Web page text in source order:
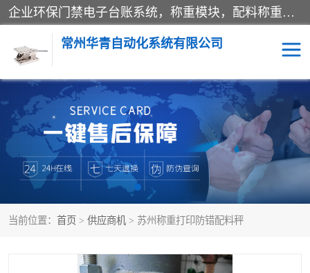
企业环保门禁电子台账系统，称重模块，配料称重系统,称重模块厂家,地磅称重系统,检重秤厂家 常州华青自动化主营：称重模块、无人值守称重系统、配料称重系统、地磅称重系统、检重秤、托利多称重模块等产品。各种称重软件，移动源环保门禁电子台账系统软件。 常州华青自动化系统有限公司7*24的电话支持服务、项目现场开发服务、新功能定制研发服务，产品培训、远程维护，现场安装调试工程等。
常州华青自动化系统有限公司
当前位置： 首页 > 供应商机 > 苏州称重打印防错配料秤
称重模块 称重仪表
手工配料系统 屠宰管理软件
自动化配料系统 称重贴标机
屠宰轨道秤 检重秤
移动源环保门禁电子台账